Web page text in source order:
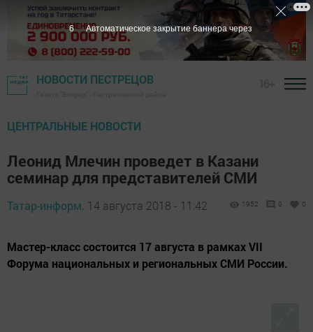
НОВОСТИ ПЕСТРЕЦОВ
ЦЕНТРАЛЬНЫЕ НОВОСТИ
Леонид Млечин проведет в Казани
семинар для представителей СМИ
Татар-информ, 14 августа 2018 - 11:42 1952 0 0
Мастер-класс состоится 17 августа в рамках VII
Форума национальных и региональных СМИ России.
5 Автоматическое закрытие баннера через